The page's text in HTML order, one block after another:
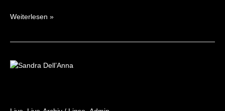
Weiterlesen »
Konzert